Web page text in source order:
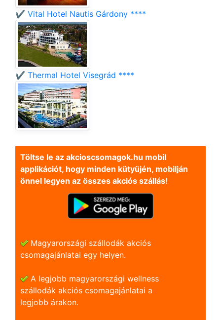
✔️ Vital Hotel Nautis Gárdony ****
✔️ Thermal Hotel Visegrád ****
Töltse le az akcioscsomagok.hu mobil
applikációt, hogy minden kütyüjén, mobilján
önnel legyen az összes akciós szállás!
Magyarországi szállodák akciós
csomagajánlatai egy helyen.
A legjobb magyarországi wellness
szállodák akciós csomagajánlatai a
legjobb árakon.